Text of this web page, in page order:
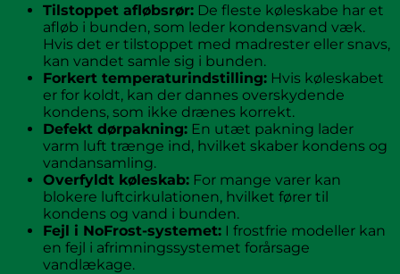
Tilstoppet afløbsrør: De fleste køleskabe har et
afløb i bunden, som leder kondensvand væk.
Hvis det er tilstoppet med madrester eller snavs,
kan vandet samle sig i bunden.
Forkert temperaturindstilling: Hvis køleskabet
er for koldt, kan der dannes overskydende
kondens, som ikke drænes korrekt.
Defekt dørpakning: En utæt pakning lader
varm luft trænge ind, hvilket skaber kondens og
vandansamling.
Overfyldt køleskab: For mange varer kan
blokere luftcirkulationen, hvilket fører til
kondens og vand i bunden.
Fejl i NoFrost-systemet: I frostfrie modeller kan
en fejl i afrimningssystemet forårsage
vandlækage.